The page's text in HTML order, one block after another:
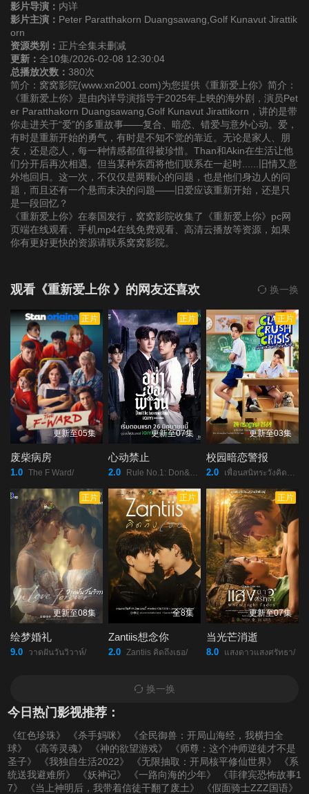
影片导演： 内详
影片主演： Peter Paratthakorn Duangsawang,Golf Kunavut Jirattik
orn
资源类别： 正片全集未删减
更新： 全10集/2026-02-08 12:30:04
总播放次数： 380次
简介：窝窝影院(www.xn2001.com)为您提供《重新爱上你》简介：
《重新爱上你》是由内详导演指导于2025年上映的海外剧，演员Pet
er Paratthakorn Duangsawang,Golf Kunavut Jirattikorn，讲的是带
你走进关于“爱”的多重故事——复合、暗恋、错爱与意外心动。爱，
有时是重新开始的勇气，有时是不知不觉的靠近。无论是家人、朋
友，还是恋人，每一种情感都值得被珍惜。Than和Akin在生活让他
们分开后再次相遇。但当某种东西将他们联系在一起时......旧情又意
外地回归。这一次，不仅仅是两颗心的问题，也是他们身边人的问
题，而且还有一个悬而未决的问题——旧爱应该重新开始，还是只
是一段回忆？
《重新爱上你》在泰国发行，窝窝影院收集了《重新爱上你》pc网
页端在线观看、手机mp4在线免费观看、高清云播放等资源，如果
你有更好更快的资源请联系窝窝影院。
观看《重新爱上你 》的网友还喜欢 换一换
正片
更新至05集
废柴病房
1.0 The F Ward/
正片
更新至07集
心动禁止
2.0 Rule No.1: Don&#039;t Be Too Emotional/
正片
更新至03集
校园暗恋警报
2.0 เพื่อนสนิทระวังคิดไม่ซื่อ/
正片
更新至08集
绘梦婚礼
9.0 วาดฝันวันวิวาห์/
正片
全8集
Zantiis想念你
2.0 Zantiis คิดถึงเธอ/
正片
更新至07集
当光芒消逝
8.0 แสงดาวแสงศรัทธา/
换一换
今日热门影视推荐：
《红色珍珠》 《杀手妈咪》
《全民御兽：开局山海经，我横扫全
球》
《高等灵魂》 《神的欲望游戏》
《师尊：这个冲师逆徒才不是
圣子》
《我独自生活2022》 《无限抽取：开局核平修仙世界》
《系
统送我避难所》
《妖神记》 《一路向海的少年》
《菲律宾恐怖故事1
7》
《当上神明后，我带着信徒干翻了废土》
《假面骑士ZZZ国语》